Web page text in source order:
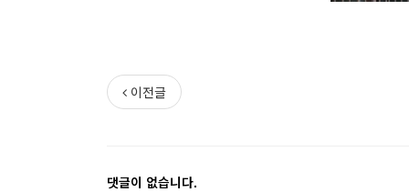
이전글
댓글이 없습니다.